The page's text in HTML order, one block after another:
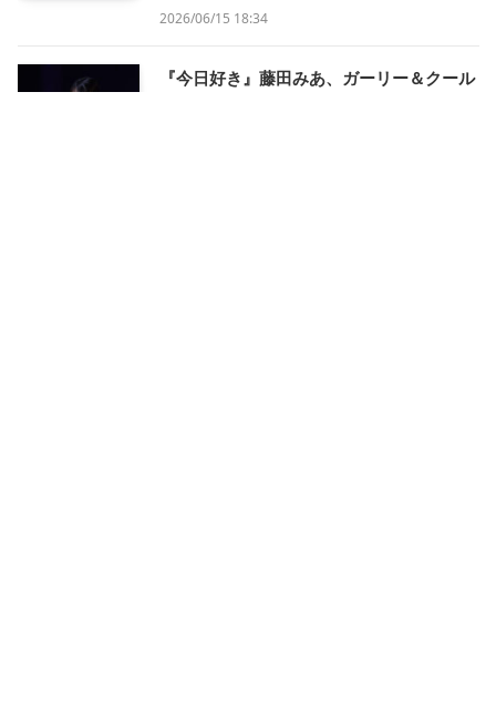
2026/06/15 18:34
『今日好き』藤田みあ、ガーリー＆クール